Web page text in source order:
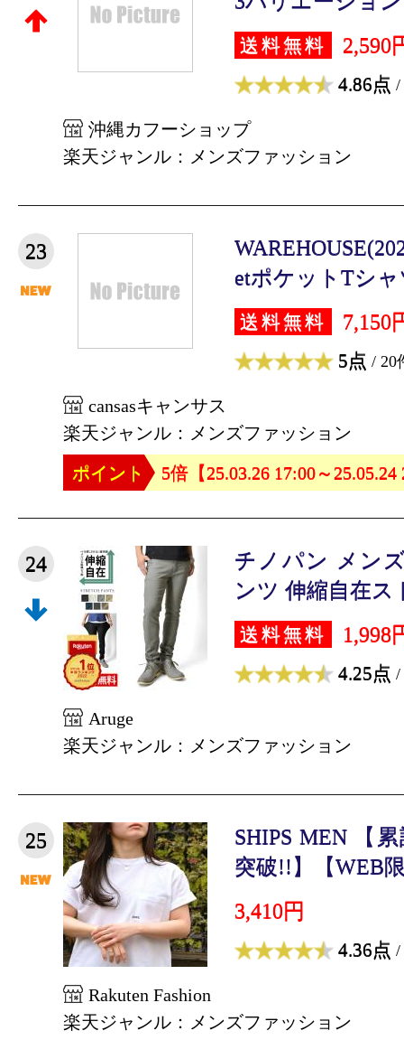
送料無料 2,590
4.86点 /
沖縄カフーショップ
楽天ジャンル：メンズファッション
23
etポケットTシ
送料無料 7,150
5点 / 20
cansasキャンサス
楽天ジャンル：メンズファッション
ポイント
5倍【25.03.26 17:00～25.05.24
24
チノパン メン
ンツ 伸縮自在ス
送料無料 1,998
4.25点 /
Aruge
楽天ジャンル：メンズファッション
25
SHIPS MEN 【
突破!!】【WEB
3,410円
4.36点 /
Rakuten Fashion
楽天ジャンル：メンズファッション